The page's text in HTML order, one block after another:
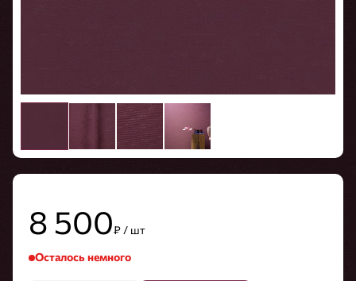
8 500₽ / шт
Осталось немного